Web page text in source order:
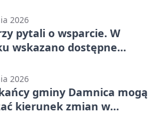
2026
pytali o wsparcie. W
wskazano dostępne
2026
gminy Damnica mogą
kierunek zmian w